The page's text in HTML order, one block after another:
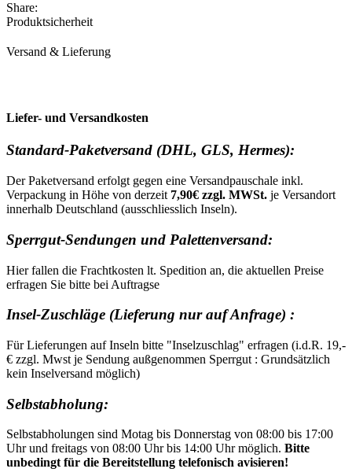
Share:
Produktsicherheit
Versand & Lieferung
Liefer- und Versandkosten
Standard-Paketversand (DHL, GLS, Hermes):
Der Paketversand erfolgt gegen eine Versandpauschale inkl.
Verpackung in Höhe von derzeit 7,90€ zzgl. MWSt. je Versandort
innerhalb Deutschland (ausschliesslich Inseln).
Sperrgut-Sendungen und Palettenversand:
Hier fallen die Frachtkosten lt. Spedition an, die aktuellen Preise
erfragen Sie bitte bei Auftragse
Insel-Zuschläge (Lieferung nur auf Anfrage) :
Für Lieferungen auf Inseln bitte "Inselzuschlag" erfragen (i.d.R. 19,-
€ zzgl. Mwst je Sendung außgenommen Sperrgut : Grundsätzlich
kein Inselversand möglich)
Selbstabholung:
Selbstabholungen sind Motag bis Donnerstag von 08:00 bis 17:00
Uhr und freitags von 08:00 Uhr bis 14:00 Uhr möglich. Bitte
unbedingt für die Bereitstellung telefonisch avisieren!